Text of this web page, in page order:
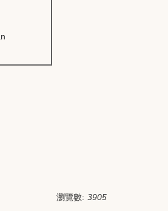
瀏覽數: 3905